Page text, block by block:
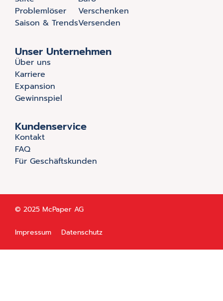
Problemlöser
Saison & Trends
Verschenken
Versenden
Unser Unternehmen
Über uns
Karriere
Expansion
Gewinnspiel
Kundenservice
Kontakt
FAQ
Für Geschäftskunden
© 2025 McPaper AG
Impressum Datenschutz